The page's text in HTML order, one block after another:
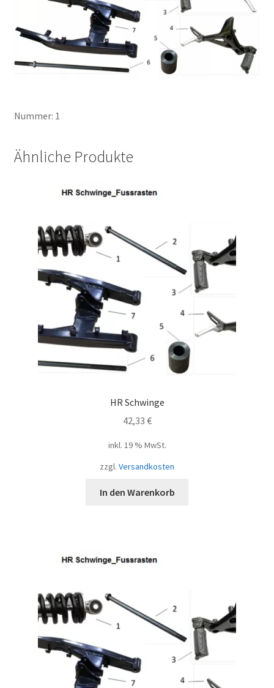
Nummer: 1
Ähnliche Produkte
HR Schwinge
42,33 €
inkl. 19 % MwSt.
zzgl. Versandkosten
In den Warenkorb